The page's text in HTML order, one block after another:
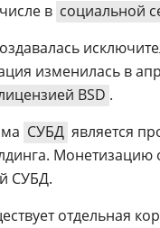
в социальной
изменилась в
BSD .
СУБД является
Монетизацию
СУБД.
отдельная